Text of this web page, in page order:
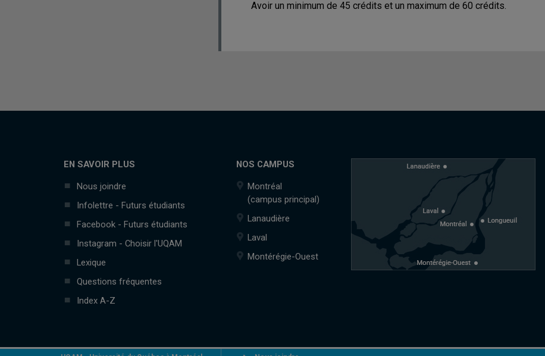
Avoir un minimum de 45 crédits et un maximum de 60 crédits.
EN SAVOIR PLUS
Nous joindre
Infolettre - Futurs étudiants
Facebook - Futurs étudiants
Instagram - Choisir l'UQAM
Lexique
Questions fréquentes
Index A-Z
NOS CAMPUS
Montréal
(campus principal)
Lanaudière
Laval
Montérégie-Ouest